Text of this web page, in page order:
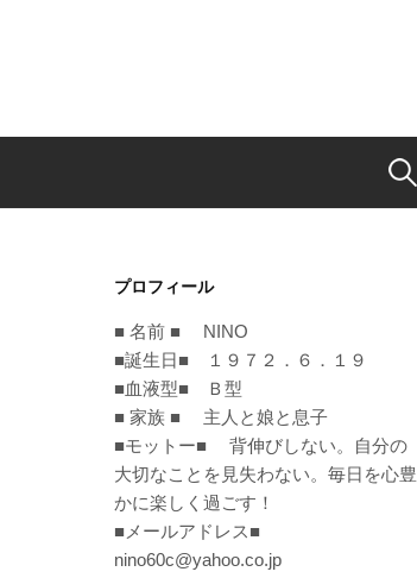
検
プロフィール
■ 名前 ■ NINO
■誕生日■ １９７２．６．１９
■血液型■ Ｂ型
■ 家族 ■ 主人と娘と息子
■モットー■ 背伸びしない。自分の
大切なことを見失わない。毎日を心豊
かに楽しく過ごす！
■メールアドレス■
nino60c@yahoo.co.jp